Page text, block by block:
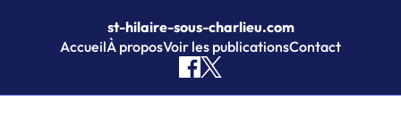
st-hilaire-sous-charlieu.com
AccueilÀ proposVoir les publicationsContact